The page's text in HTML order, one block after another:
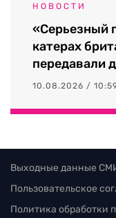
НОВОСТИ
«Серьезный
катерах
передавали
10.08.2026 /
Выходные данные
Пользовательское
Политика обработки